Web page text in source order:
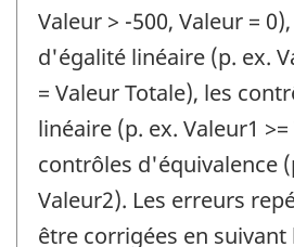
Valeur > -500, Valeur =
d'égalité linéaire (p. ex.
= Valeur Totale), les
linéaire (p. ex. Valeur1
contrôles d'équivalence
Valeur2). Les erreurs
être corrigées en suivant